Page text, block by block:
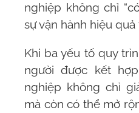
nghiệp không chỉ
sự vận hành hiệu
Khi ba yếu tố quy
người được kết
nghiệp không chỉ
mà còn có thể mở